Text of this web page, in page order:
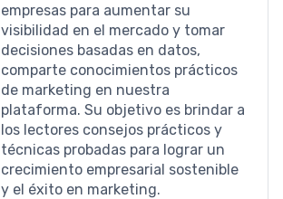
empresas para aumentar su
visibilidad en el mercado y tomar
decisiones basadas en datos,
comparte conocimientos prácticos
de marketing en nuestra
plataforma. Su objetivo es brindar a
los lectores consejos prácticos y
técnicas probadas para lograr un
crecimiento empresarial sostenible
y el éxito en marketing.